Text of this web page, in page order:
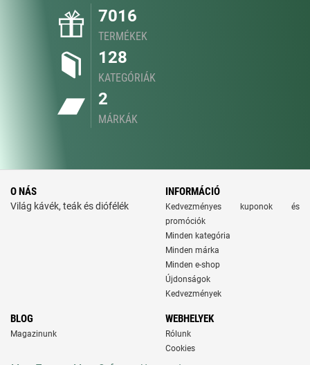
7016
TERMÉKEK
128
KATEGÓRIÁK
2
MÁRKÁK
O NÁS
Világ kávék, teák és diófélék
INFORMÁCIÓ
Kedvezményes kuponok és
promóciók
Minden kategória
Minden márka
Minden e-shop
Újdonságok
Kedvezmények
BLOG
Magazinunk
WEBHELYEK
Rólunk
Cookies